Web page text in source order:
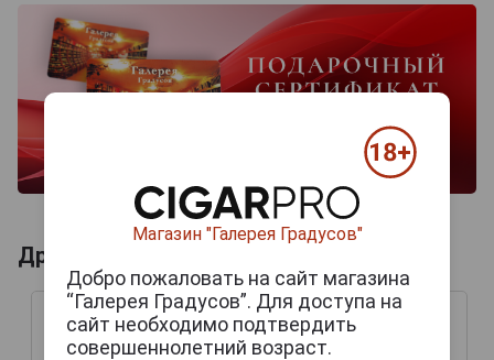
Другие продукты бренда BALADIN
Магазин "Галерея Градусов"
Добро пожаловать на сайт магазина
“Галерея Градусов”. Для доступа на
сайт необходимо подтвердить
совершеннолетний возраст.